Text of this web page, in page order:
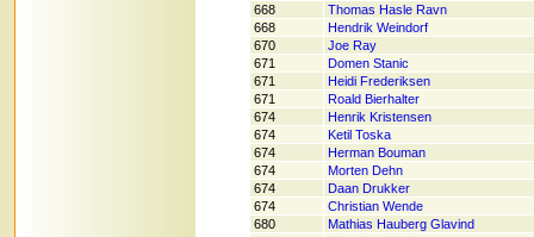
668
Thomas Hasle Ravn
668
Hendrik Weindorf
670
Joe Ray
671
Domen Stanic
671
Heidi Frederiksen
671
Roald Bierhalter
674
Henrik Kristensen
674
Ketil Toska
674
Herman Bouman
674
Morten Dehn
674
Daan Drukker
674
Christian Wende
680
Mathias Hauberg Glavind